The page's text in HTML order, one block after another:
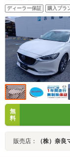
ディーラー保証 購入プラ
無
料
販売店： （株）奈